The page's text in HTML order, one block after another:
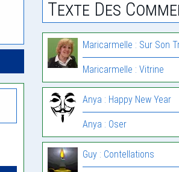
Texte Des
Maricarmelle : Sur Son
Maricarmelle : Vitrine
Anya : Happy New Year
Anya : Oser
Guy : Contellations